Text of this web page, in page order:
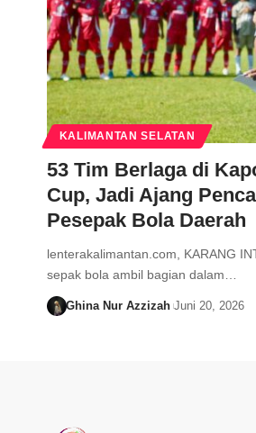
KALIMANTAN SELATAN
53 Tim Berlaga di
Cup, Jadi Ajang
Pesepak Bola Daerah
lenterakalimantan.com, KARANG
sepak bola ambil bagian dalam…
Ghina Nur Azzizah Juni 20, 2026